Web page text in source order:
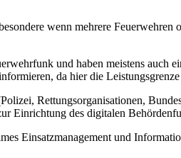
wenn mehrere
und haben meistens
da hier die
Rettungsorganisationen,
Einrichtung des digitalen
Einsatzmanagement und